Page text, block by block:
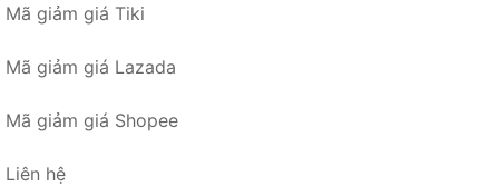
Mã giảm giá Tiki
Mã giảm giá Lazada
Mã giảm giá Shopee
Liên hệ